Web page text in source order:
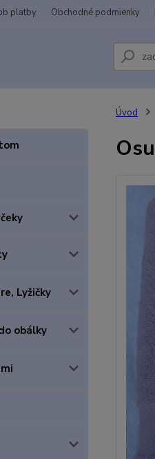
platby Obchodné podmienky
Lyžičky
obálky
Úvod